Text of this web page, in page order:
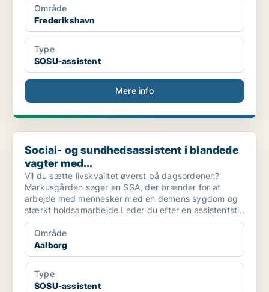
Område
Frederikshavn
Type
SOSU-assistent
Mere info
Social- og sundhedsassistent i blandede vagter med...
Social- og sundhedsassistent i blandede
vagter med...
Vil du sætte livskvalitet øverst på dagsordenen?
Markusgården søger en SSA, der brænder for at
arbejde med mennesker med en demens sygdom og
stærkt holdsamarbejde.Leder du efter en assistentsti..
Område
Aalborg
Type
SOSU-assistent